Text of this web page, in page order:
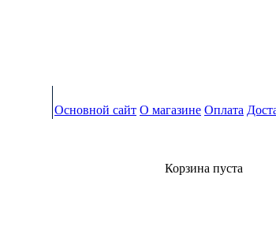
Основной сайт О магазине Оплата
Корзина пуста